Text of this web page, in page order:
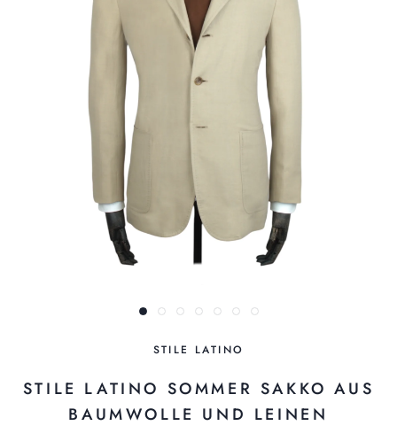
STILE LATINO
STILE LATINO SOMMER SAKKO AUS
BAUMWOLLE UND LEINEN